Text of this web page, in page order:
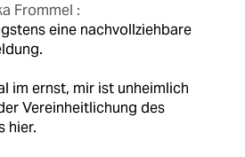
Frommel :
eine nachvollziehbare
im ernst, mir ist unheimlich
Vereinheitlichung des
hier.